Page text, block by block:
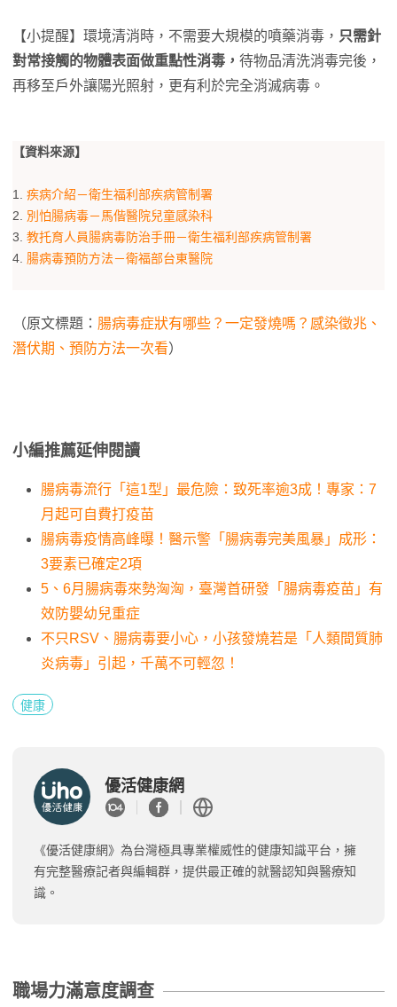
【小提醒】環境清消時，不需要大規模的噴藥消毒， 只需針
對常接觸的物體表面做重點性消毒， 待物品清洗消毒完後，
再移至戶外讓陽光照射，更有利於完全消滅病毒。
【資料來源】
1. 疾病介紹－衛生福利部疾病管制署
2. 別怕腸病毒－馬偕醫院兒童感染科
3. 教托育人員腸病毒防治手冊－衛生福利部疾病管制署
4. 腸病毒預防方法－衛福部台東醫院
（原文標題： 腸病毒症狀有哪些？一定發燒嗎？感染徵兆、
潛伏期、預防方法一次看）
小編推薦延伸閱讀
腸病毒流行「這1型」最危險：致死率逾3成！專家：7
月起可自費打疫苗
腸病毒疫情高峰曝！醫示警「腸病毒完美風暴」成形：
3要素已確定2項
5、6月腸病毒來勢洶洶，臺灣首研發「腸病毒疫苗」有
效防嬰幼兒重症
不只RSV、腸病毒要小心，小孩發燒若是「人類間質肺
炎病毒」引起，千萬不可輕忽！
健康
優活健康網
《優活健康網》為台灣極具專業權威性的健康知識平台，擁
有完整醫療記者與編輯群，提供最正確的就醫認知與醫療知
識。
職場力滿意度調查